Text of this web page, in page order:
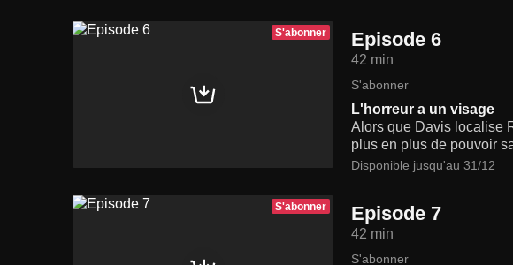
S'abonner Episode 6
42 min
S'abonner
L'horreur a un visage
Alors que Davis localise
plus en plus de pouvoir
Disponible jusqu'au 31/12
S'abonner Episode 7
42 min
S'abonner